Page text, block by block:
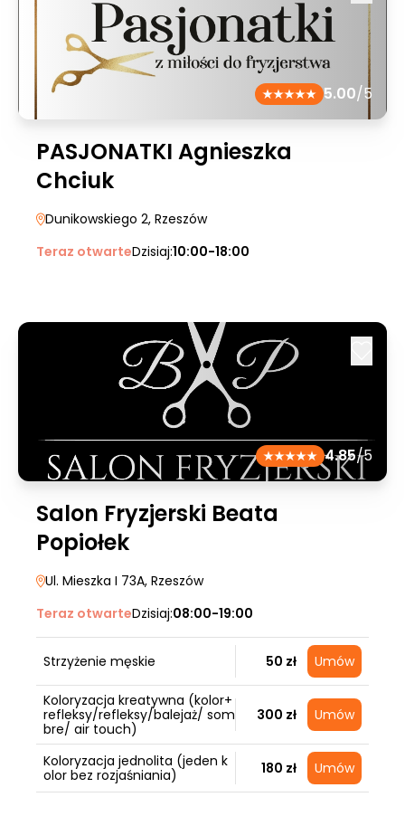
5.00/5
PASJONATKI Agnieszka
Chciuk
Dunikowskiego 2, Rzeszów
Teraz otwarteDzisiaj:10:00-18:00
4.85/5
Salon Fryzjerski Beata
Popiołek
Ul. Mieszka I 73A, Rzeszów
Teraz otwarteDzisiaj:08:00-19:00
Strzyżenie męskie 50 zł Umów
Koloryzacja kreatywna (kolor+
refleksy/refleksy/balejaż/ som
bre/ air touch)
300 zł Umów
Koloryzacja jednolita (jeden k
olor bez rozjaśniania)
180 zł Umów